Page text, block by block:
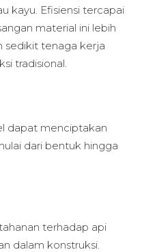
kayu. Efisiensi tercapai
material ini lebih
sedikit tenaga kerja
tradisional.
dapat menciptakan
dari bentuk hingga
terhadap api
dalam konstruksi.